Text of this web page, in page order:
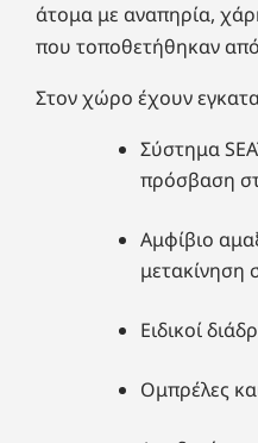
άτομα με αναπηρία,
που τοποθετήθηκαν
Στον χώρο έχουν
Σύστημα
πρόσβαση
Αμφίβιο
μετακίνηση
Ειδικοί
Ομπρέλες